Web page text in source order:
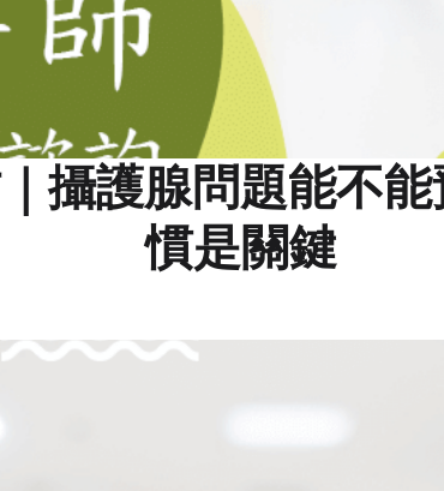
攝護腺問題能不
慣是關鍵